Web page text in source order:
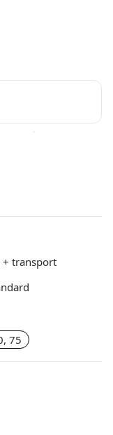
transport
75